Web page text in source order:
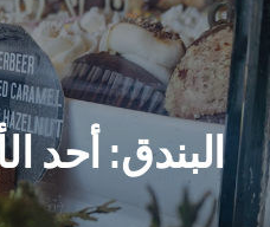
البندق: أحد